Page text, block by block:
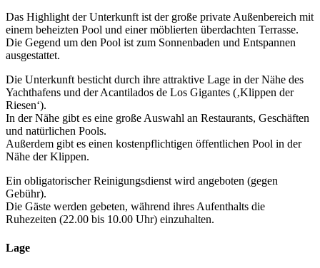
Das Highlight der Unterkunft ist der große private Außenbereich mit
einem beheizten Pool und einer möblierten überdachten Terrasse.
Die Gegend um den Pool ist zum Sonnenbaden und Entspannen
ausgestattet.
Die Unterkunft besticht durch ihre attraktive Lage in der Nähe des
Yachthafens und der Acantilados de Los Gigantes (‚Klippen der
Riesen‘).
In der Nähe gibt es eine große Auswahl an Restaurants, Geschäften
und natürlichen Pools.
Außerdem gibt es einen kostenpflichtigen öffentlichen Pool in der
Nähe der Klippen.
Ein obligatorischer Reinigungsdienst wird angeboten (gegen
Gebühr).
Die Gäste werden gebeten, während ihres Aufenthalts die
Ruhezeiten (22.00 bis 10.00 Uhr) einzuhalten.
Lage